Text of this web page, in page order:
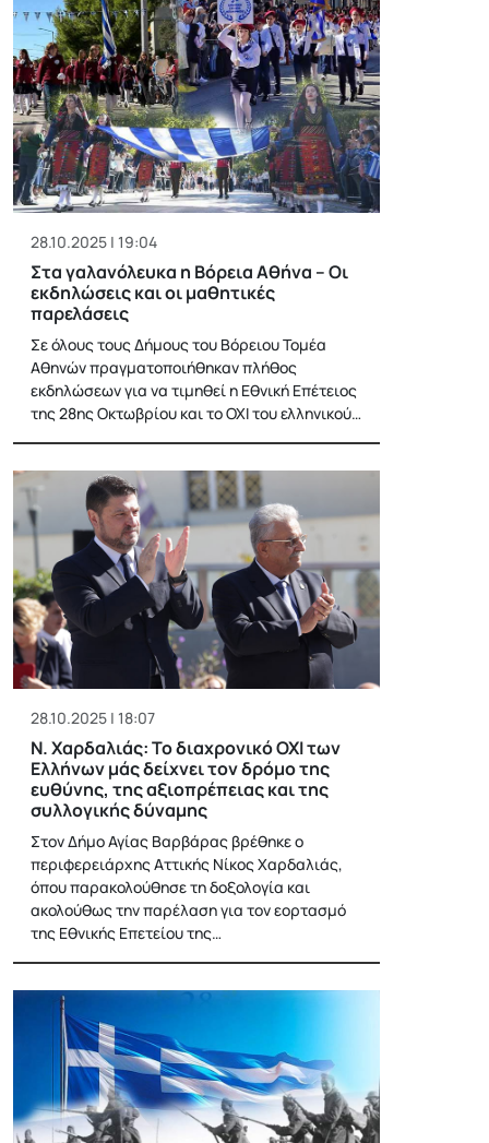
28.10.2025 | 19:04
Στα γαλανόλευκα η Βόρεια Αθήνα – Οι
εκδηλώσεις και οι μαθητικές
παρελάσεις
Σε όλους τους Δήμους του Βόρειου Τομέα
Αθηνών πραγματοποιήθηκαν πλήθος
εκδηλώσεων για να τιμηθεί η Εθνική Επέτειος
της 28ης Οκτωβρίου και το ΟΧΙ του ελληνικού…
28.10.2025 | 18:07
Ν. Χαρδαλιάς: Το διαχρονικό ΟΧΙ των
Ελλήνων μάς δείχνει τον δρόμο της
ευθύνης, της αξιοπρέπειας και της
συλλογικής δύναμης
Στον Δήμο Αγίας Βαρβάρας βρέθηκε ο
περιφερειάρχης Αττικής Νίκος Χαρδαλιάς,
όπου παρακολούθησε τη δοξολογία και
ακολούθως την παρέλαση για τον εορτασμό
της Εθνικής Επετείου της…